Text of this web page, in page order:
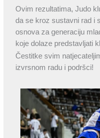
Ovim rezultatima, Judo
da se kroz sustavni rad i
osnova za generaciju
koje dolaze predstavljati
Čestitke svim
izvrsnom radu i podršci!